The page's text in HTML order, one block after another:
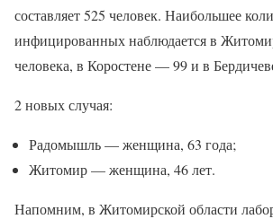
составляет 525 человек. Наибольшее
инфицированных наблюдается в
человека, в Коростене — 99 и в
2 новых случая:
Радомышль — женщина, 63 года;
Житомир — женщина, 46 лет.
Напомним, в Житомирской области